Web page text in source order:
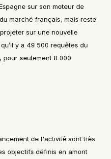
sur son moteur de
marché français, mais reste
sur une nouvelle
y a 49 500 requêtes du
pour seulement 8 000
de l'activité sont très
objectifs définis en amont